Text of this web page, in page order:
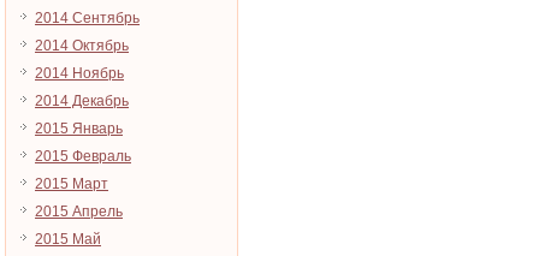
2014 Сентябрь
2014 Октябрь
2014 Ноябрь
2014 Декабрь
2015 Январь
2015 Февраль
2015 Март
2015 Апрель
2015 Май